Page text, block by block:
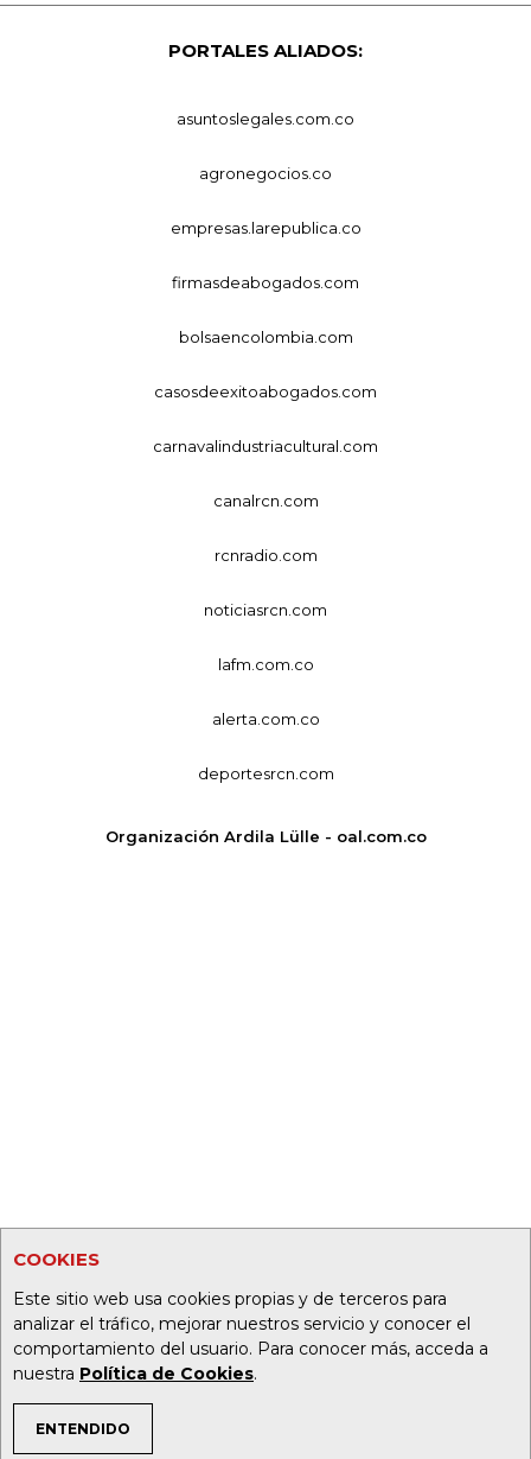
COOKIES
Este sitio web usa cookies propias y de terceros para
analizar el tráfico, mejorar nuestros servicio y conocer el
comportamiento del usuario. Para conocer más, acceda a
nuestra Política de Cookies.
ENTENDIDO
TEMAS DE INTERÉS
PORTALES ALIADOS:
asuntoslegales.com.co
agronegocios.co
empresas.larepublica.co
firmasdeabogados.com
bolsaencolombia.com
casosdeexitoabogados.com
carnavalindustriacultural.com
canalrcn.com
rcnradio.com
noticiasrcn.com
lafm.com.co
alerta.com.co
deportesrcn.com
Organización Ardila Lülle - oal.com.co